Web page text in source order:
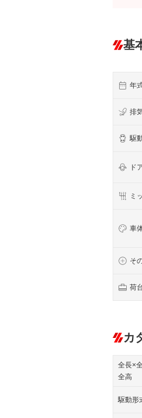
基
年
排
駆
ド
ミ
車
そ
荷
カ
全長×
全高
駆動形